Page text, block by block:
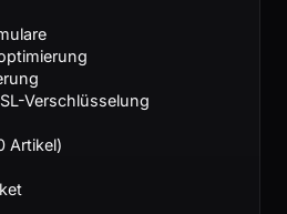
Verschlüsselung
Artikel)